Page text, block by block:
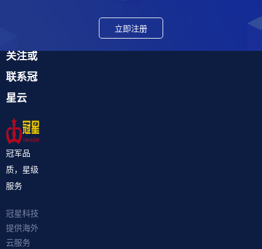
立即注册
关注或
联系冠
星云
冠军品
质，星级
服务
冠星科技
提供海外
云服务